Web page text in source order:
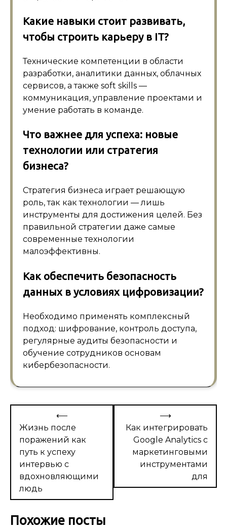
Какие навыки стоит развивать,
чтобы строить карьеру в IT?
Технические компетенции в области
разработки, аналитики данных, облачных
сервисов, а также soft skills —
коммуникация, управление проектами и
умение работать в команде.
Что важнее для успеха: новые
технологии или стратегия
бизнеса?
Стратегия бизнеса играет решающую
роль, так как технологии — лишь
инструменты для достижения целей. Без
правильной стратегии даже самые
современные технологии
малоэффективны.
Как обеспечить безопасность
данных в условиях цифровизации?
Необходимо применять комплексный
подход: шифрование, контроль доступа,
регулярные аудиты безопасности и
обучение сотрудников основам
кибербезопасности.
Навигация
по
записям
⟵
Жизнь после
поражений как
путь к успеху
интервью с
вдохновляющими
людь
Как интегрировать
Google Analytics с
маркетинговыми
инструментами
для
⟶
Похожие посты